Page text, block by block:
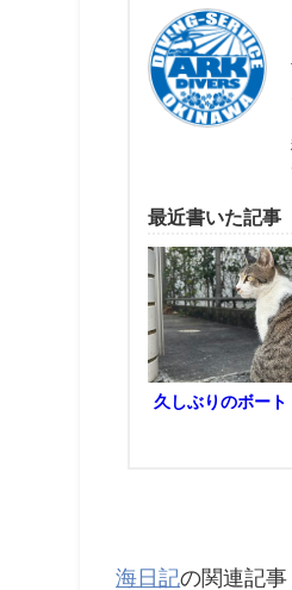
最近書いた記事
久しぶりのボート
海日記の関連記事